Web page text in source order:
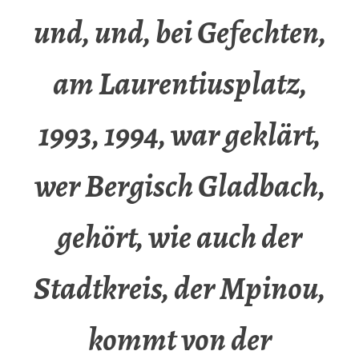
und, und, bei Gefechten,
am Laurentiusplatz,
1993, 1994, war geklärt,
wer Bergisch Gladbach,
gehört, wie auch der
Stadtkreis, der Mpinou,
kommt von der